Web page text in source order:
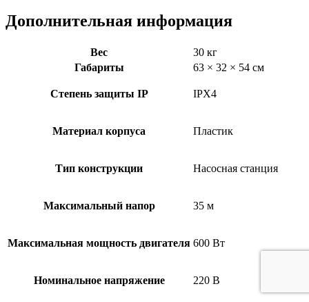
Дополнительная информация
Вес
30 кг
Габариты
63 × 32 × 54 см
Степень защиты IP IPX4
Материал корпуса Пластик
Тип конструкции Насосная станция
Максимальный напор 35 м
Максимальная мощность двигателя 600 Вт
Номинальное напряжение 220 В